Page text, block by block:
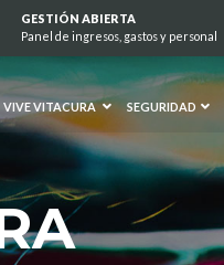
GESTIÓN ABIERTA
Panel de ingresos, gastos y personal
VIVE VITACURA SEGURIDAD